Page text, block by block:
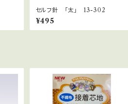
セルフ針 「太」 13-302
¥495